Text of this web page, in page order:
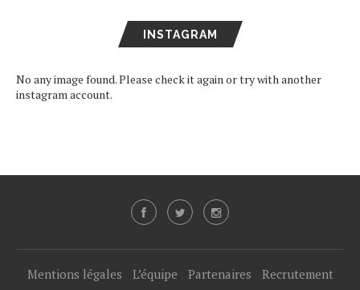
INSTAGRAM
No any image found. Please check it again or try with another
instagram account.
Mentions légales L’équipe Partenaires
Recrutement